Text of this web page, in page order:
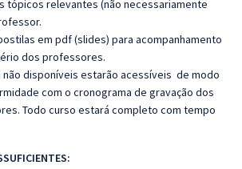
tópicos relevantes (não necessariamente
em pdf (slides) para acompanhamento
dos professores.
não disponíveis estarão acessíveis de modo
com o cronograma de gravação dos
Todo curso estará completo com tempo